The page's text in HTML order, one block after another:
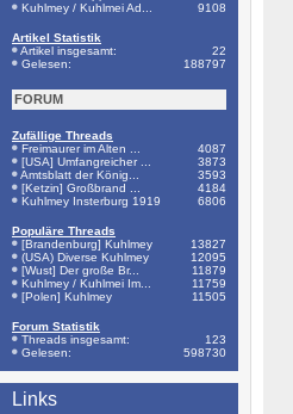
Kuhlmey / Kuhlmei Ad...
9108
Artikel Statistik
Artikel insgesamt:
22
Gelesen:
188797
FORUM
Zufällige Threads
Freimaurer im Alten ...
4087
[USA] Umfangreicher ...
3873
Amtsblatt der König...
3593
[Ketzin] Großbrand ...
4184
Kuhlmey Insterburg 1919
6806
Populäre Threads
[Brandenburg] Kuhlmey
13827
(USA) Diverse Kuhlmey
12095
[Wust] Der große Br...
11879
Kuhlmey / Kuhlmei Im...
11759
[Polen] Kuhlmey
11505
Forum Statistik
Threads insgesamt:
123
Gelesen:
598730
Links